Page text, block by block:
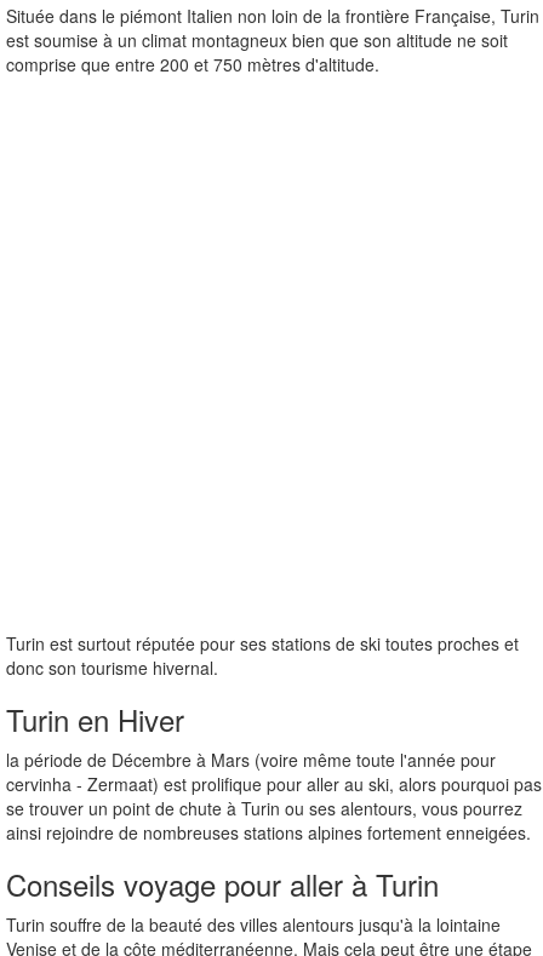
Située dans le piémont Italien non loin de la frontière Française, Turin
est soumise à un climat montagneux bien que son altitude ne soit
comprise que entre 200 et 750 mètres d'altitude.
Turin est surtout réputée pour ses stations de ski toutes proches et
donc son tourisme hivernal.
Turin en Hiver
la période de Décembre à Mars (voire même toute l'année pour
cervinha - Zermaat) est prolifique pour aller au ski, alors pourquoi pas
se trouver un point de chute à Turin ou ses alentours, vous pourrez
ainsi rejoindre de nombreuses stations alpines fortement enneigées.
Conseils voyage pour aller à Turin
Turin souffre de la beauté des villes alentours jusqu'à la lointaine
Venise et de la côte méditerranéenne. Mais cela peut être une étape